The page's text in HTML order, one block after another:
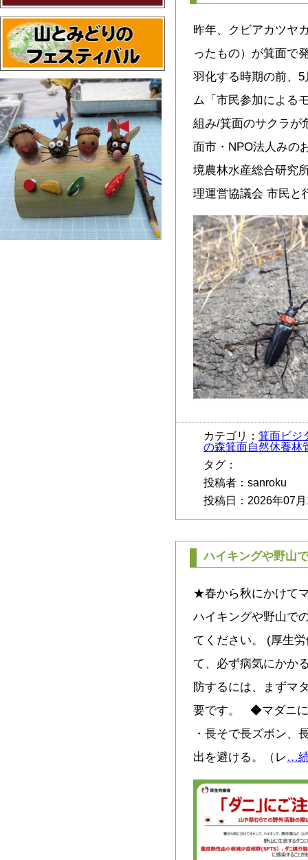
昨年、クビアカツヤ
ったもの）が箕面で
羽化する時期の前、
ム「市民参加による
組み/箕面のサクラが
面市・NPO法人みの
境農林水産総合研究
理運営協議会 市民と
カテゴリ： 箕面ビジ
の森箕面自然休養林
タグ：
投稿者：sanroku
投稿日：2026年07
ハイキングや野山
★春から秋にかけて
ハイキングや野山で
てください。 (厚生
て、必ず病気にかか
防するには、まずマ
要です。 ◆マダニ
・長そで長ズボン、
出を避ける。（レ …